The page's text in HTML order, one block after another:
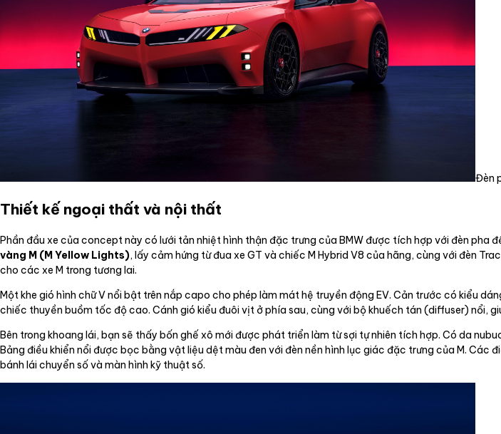
Đèn
Thiết kế ngoại thất và nội thất
Phần đầu xe của concept này có lưới tản nhiệt hình thận đặc trưng của BMW được tích hợp với đèn pha
vàng M (M Yellow Lights), lấy cảm hứng từ đua xe GT và chiếc M Hybrid V8 của hãng, cùng với đèn
cho các xe M trong tương lai.
Một khe gió hình chữ V nổi bật trên nắp capo cho phép làm mát hệ truyền động EV. Cản trước có kiểu
chiếc thuyền buồm tốc độ cao. Cánh gió kiểu đuôi vịt ở phía sau, cùng với bộ khuếch tán (diffuser) nổi,
Bên trong khoang lái, bạn sẽ thấy bốn ghế xô mới được phát triển làm từ sợi tự nhiên tích hợp. Có da
Bảng điều khiển nổi được bọc bằng vật liệu dệt màu đen với đèn nền hình lục giác đặc trưng của M. Các
bánh lái chuyển số và màn hình kỹ thuật số.